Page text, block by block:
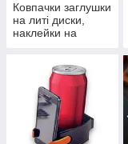
Ковпачки заглушки
на литі диски,
наклейки на